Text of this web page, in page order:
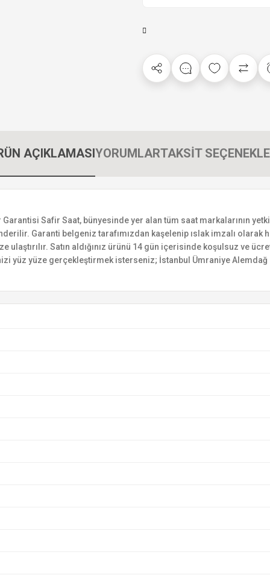
AÇIKLAMASIYORUMLARTAKSİT
Safir Saat, bünyesinde yer alan tüm saat markalarının
Garanti belgeniz tarafımızdan kaşelenip ıslak imzalı olarak
Satın aldığınız ürünü 14 gün içerisinde koşulsuz ve
yüz yüze gerçekleştirmek isterseniz; İstanbul Ümraniye